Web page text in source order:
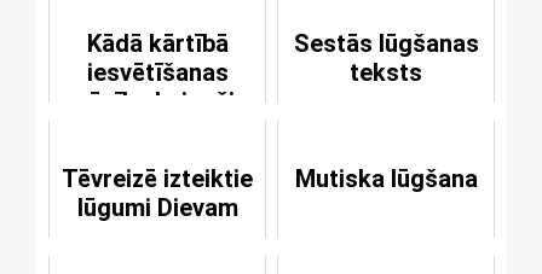
Kādā kārtībā
iesvētīšanas
mācību beigušie
Vakarēdiena?
Sestās lūgšanas
teksts
Tēvreizē izteiktie
lūgumi Dievam
Mutiska lūgšana